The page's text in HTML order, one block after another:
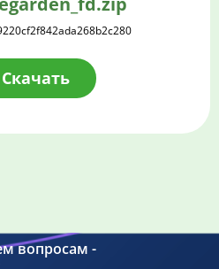
Скачать
вопросам -